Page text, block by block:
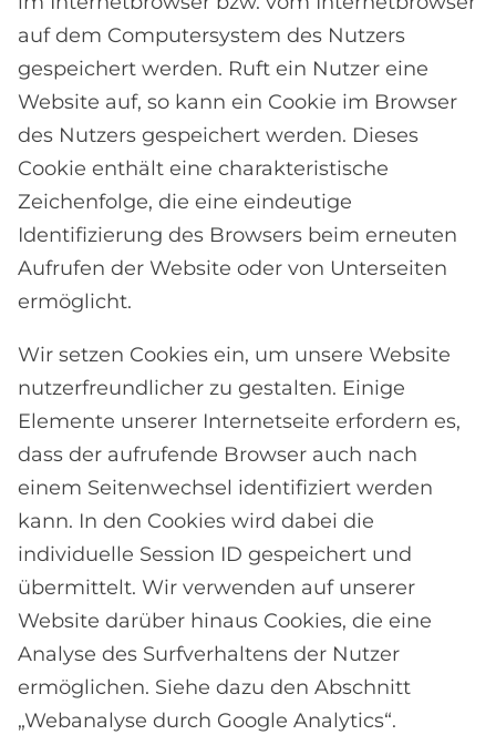
auf dem Computersystem des Nutzers
gespeichert werden. Ruft ein Nutzer eine
Website auf, so kann ein Cookie im Browser
des Nutzers gespeichert werden. Dieses
Cookie enthält eine charakteristische
Zeichenfolge, die eine eindeutige
Identifizierung des Browsers beim erneuten
Aufrufen der Website oder von Unterseiten
ermöglicht.
Wir setzen Cookies ein, um unsere Website
nutzerfreundlicher zu gestalten. Einige
Elemente unserer Internetseite erfordern es,
dass der aufrufende Browser auch nach
einem Seitenwechsel identifiziert werden
kann. In den Cookies wird dabei die
individuelle Session ID gespeichert und
übermittelt. Wir verwenden auf unserer
Website darüber hinaus Cookies, die eine
Analyse des Surfverhaltens der Nutzer
ermöglichen. Siehe dazu den Abschnitt
„Webanalyse durch Google Analytics“.